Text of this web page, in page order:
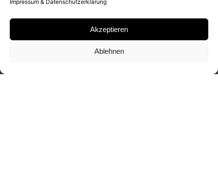
Impressum & Datenschutzerklärung
Akzeptieren
Ablehnen